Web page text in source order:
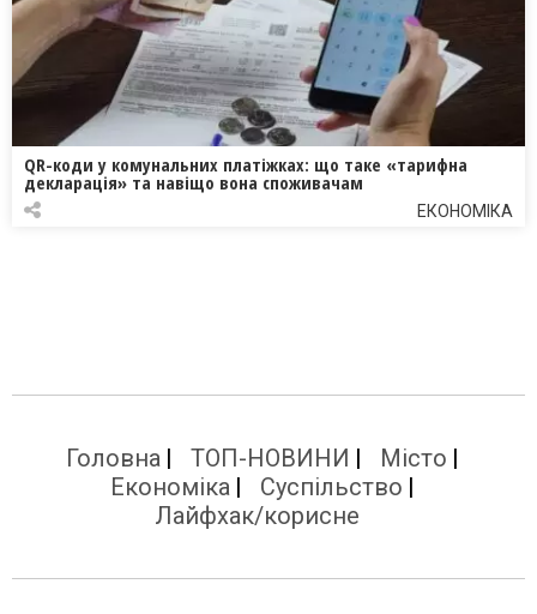
QR-коди у комунальних платіжках: що таке «тарифна
декларація» та навіщо вона споживачам
ЕКОНОМІКА
Головна ТОП-НОВИНИ
Місто
Економіка
Суспільство
Лайфхак/корисне